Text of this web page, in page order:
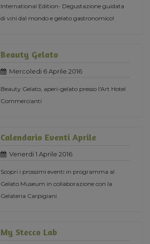
International Edition- Degustazione guidata
di vini dal mondo e gelato gastronomico!
Beauty Gelato
Mercoledi 6 Aprile 2016
Beauty Gelato, aperi-gelato presso l'Art Hotel
Commercianti
Calendario Eventi Aprile
Venerdi 1 Aprile 2016
Scopri i prossimi eventi in programma al
Gelato Museum in collaborazione con la
Gelateria Carpigiani
My Stecco Lab